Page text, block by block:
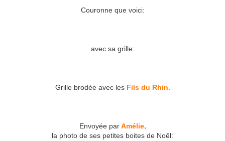
Couronne que voici:
avec sa grille:
Grille brodée avec les Fils du Rhin.
Envoyée parAmélie,
la photo de ses petites boites de Noêl: